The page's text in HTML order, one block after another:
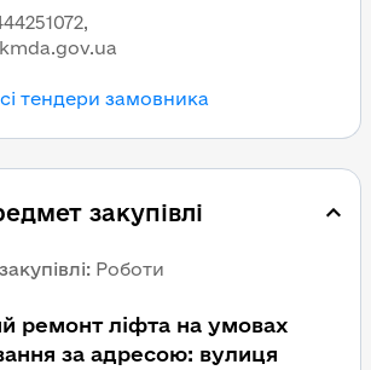
тендери замовника
закупівлі
: Роботи
ремонт ліфта на умовах
за адресою: вулиця